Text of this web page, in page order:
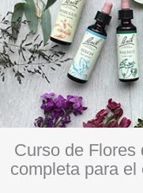
Curso de Flores
completa para